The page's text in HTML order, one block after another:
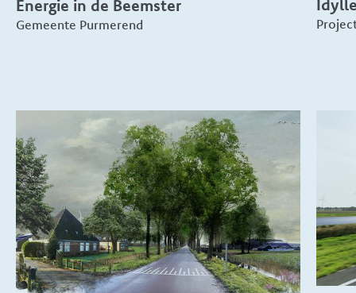
Energie in de Beemster
Gemeente Purmerend